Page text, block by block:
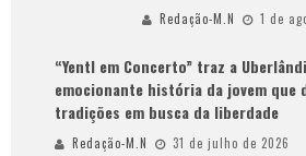
Redação-M.N 1 de
“Yentl em Concerto” traz a
emocionante história da jovem que
tradições em busca da liberdade
Redação-M.N 31 de julho de 2026